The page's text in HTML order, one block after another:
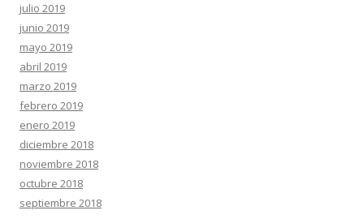
julio 2019
junio 2019
mayo 2019
abril 2019
marzo 2019
febrero 2019
enero 2019
diciembre 2018
noviembre 2018
octubre 2018
septiembre 2018